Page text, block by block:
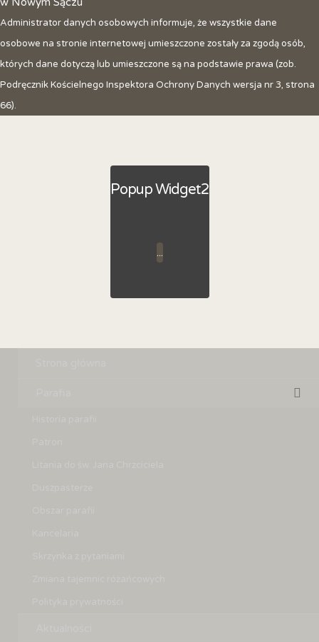
Administrator danych osobowych informuje, że wszystkie dane
osobowe na stronie internetowej umieszczone zostały za zgodą osób,
których dane dotyczą lub umieszczone są na podstawie prawa (zob.
Podręcznik Kościelnego Inspektora Ochrony Danych wersja nr 3, strona
66).
Popup Widget2
...